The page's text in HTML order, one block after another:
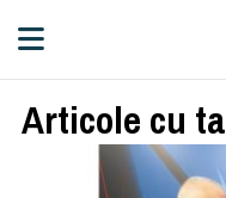
Articole cu